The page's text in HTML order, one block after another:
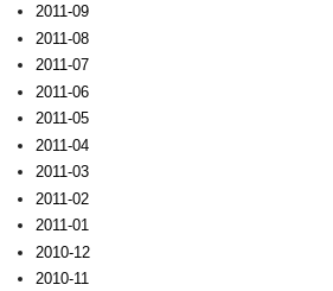
2011-09
2011-08
2011-07
2011-06
2011-05
2011-04
2011-03
2011-02
2011-01
2010-12
2010-11